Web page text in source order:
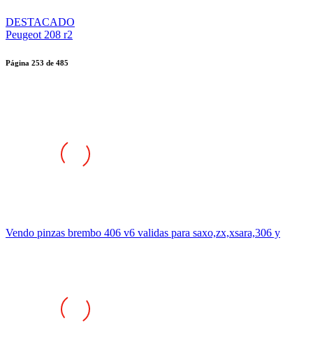
DESTACADO
Peugeot 208 r2
Página 253 de 485
Vendo pinzas brembo 406 v6 validas para saxo,zx,xsara,306 y